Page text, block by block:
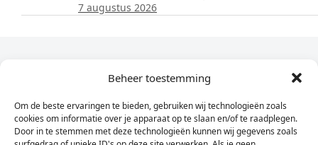
Beheer toestemming
Om de beste ervaringen te bieden, gebruiken wij technologieën zoals
cookies om informatie over je apparaat op te slaan en/of te raadplegen.
Door in te stemmen met deze technologieën kunnen wij gegevens zoals
7 augustus 2026
Dagelijks het laatste nieuws in je e-mail?
Vul
hier